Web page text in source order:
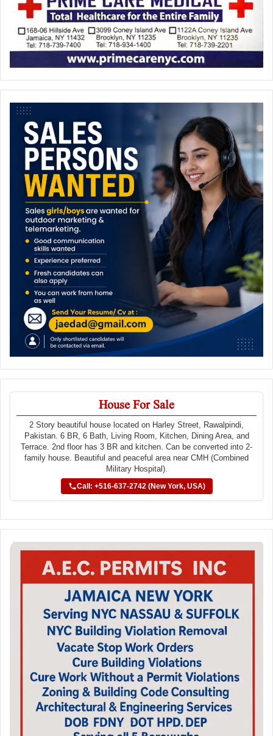
House For Sale
2 Story beautiful house located on Harley Street, Rawalpindi,
Pakistan. 6 BR, 6 Bath, Living Room, Kitchen, Dining Area, and
Terrace. 2nd floor has 3 BR and kitchen. Can be converted into 2-
family house. Beautiful and peaceful area near CMH (Combined
Military Hospital).
Call: +516-637-2742 (New York, USA)